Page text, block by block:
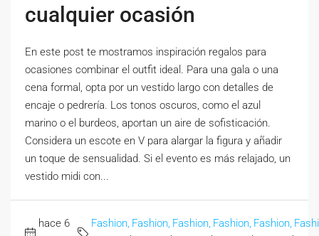
cualquier ocasión
En este post te mostramos inspiración regalos para
ocasiones combinar el outfit ideal. Para una gala o una
cena formal, opta por un vestido largo con detalles de
encaje o pedrería. Los tonos oscuros, como el azul
marino o el burdeos, aportan un aire de sofisticación.
Considera un escote en V para alargar la figura y añadir
un toque de sensualidad. Si el evento es más relajado, un
vestido midi con...
hace 6
Fashion, Fashion, Fashion, Fashion, Fashion,